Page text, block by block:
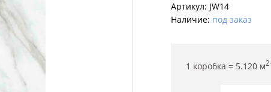
Артикул: JW14
Наличие: под заказ
1 коробка = 5.120м2